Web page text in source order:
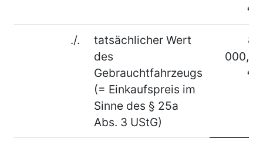
€
./.
tatsächlicher Wert
des
Gebrauchtfahrzeugs
(= Einkaufspreis im
Sinne des § 25a
Abs. 3 UStG)
8
000,–
€